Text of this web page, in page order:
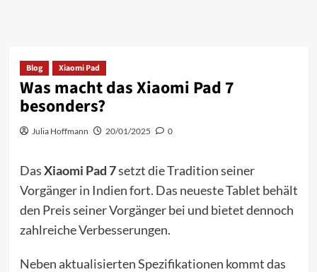
Blog Xiaomi Pad
Was macht das Xiaomi Pad 7
besonders?
Julia Hoffmann 20/01/2025 0
DasXiaomi Pad 7setzt die Tradition seiner
Vorgänger in Indien fort. Das neueste Tablet behält
den Preis seiner Vorgänger bei und bietet dennoch
zahlreiche Verbesserungen.
Neben aktualisierten Spezifikationen kommt das